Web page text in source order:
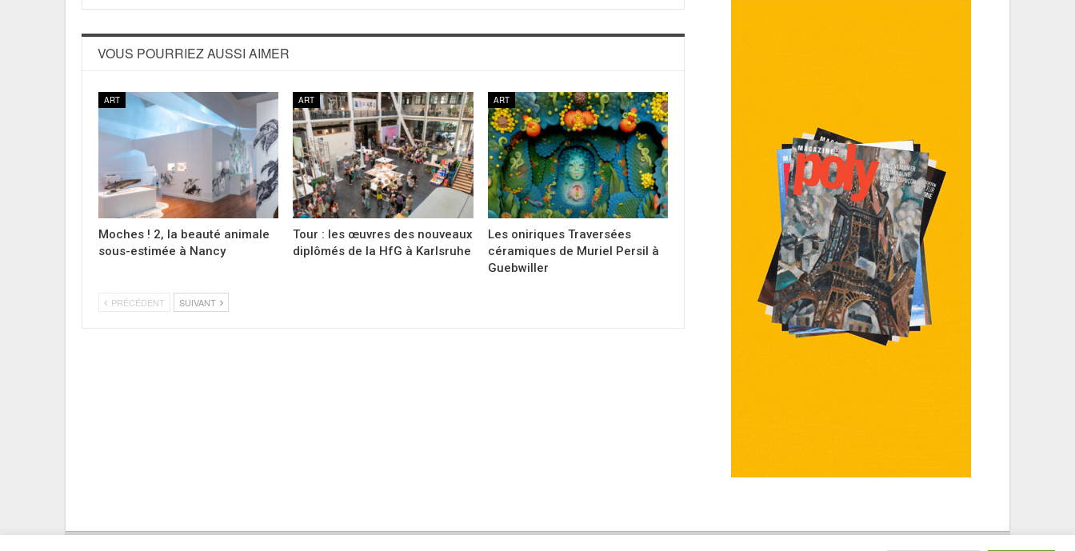
VOUS POURRIEZ AUSSI AIMER
ART
Moches ! 2, la beauté animale
sous-estimée à Nancy
ART
Tour : les œuvres des nouveaux
diplômés de la HfG à Karlsruhe
ART
Les oniriques Traversées
céramiques de Muriel Persil à
Guebwiller
PRÉCÉDENT SUIVANT